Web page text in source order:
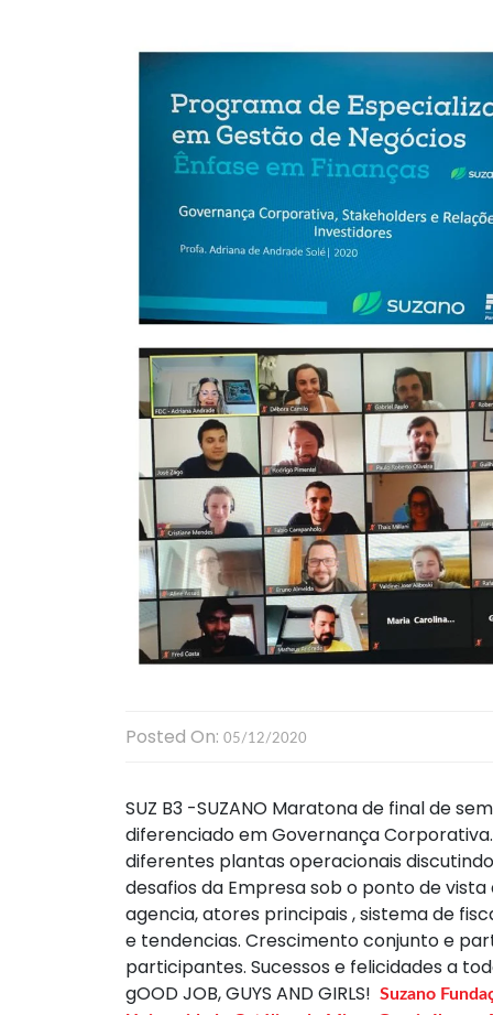
Posted On: 05/12/2020
SUZ B3 -SUZANO Maratona de final de
diferenciado em Governança
diferentes plantas operacionais
desafios da Empresa sob o ponto de
agencia, atores principais , sistema de
e tendencias. Crescimento conjunto e
participantes. Sucessos e felicidades a
gOOD JOB, GUYS AND GIRLS! Suzano